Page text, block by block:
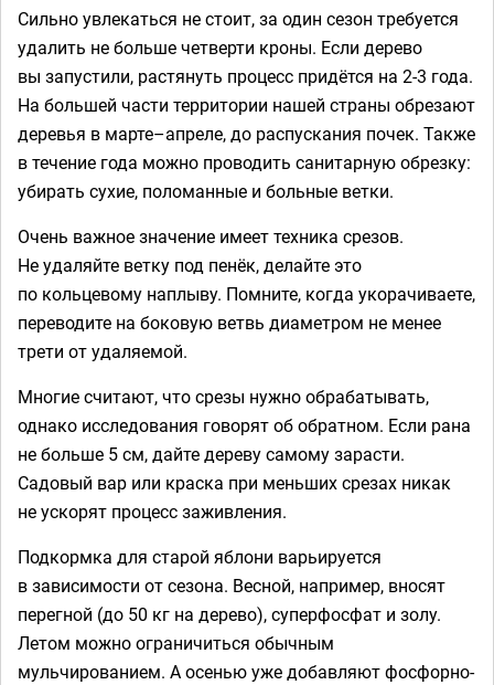
Сильно увлекаться не стоит, за один сезон требуется
удалить не больше четверти кроны. Если дерево
вы запустили, растянуть процесс придётся на 2-3 года.
На большей части территории нашей страны обрезают
деревья в марте–апреле, до распускания почек. Также
в течение года можно проводить санитарную обрезку:
убирать сухие, поломанные и больные ветки.
Очень важное значение имеет техника срезов.
Не удаляйте ветку под пенёк, делайте это
по кольцевому наплыву. Помните, когда укорачиваете,
переводите на боковую ветвь диаметром не менее
трети от удаляемой.
Многие считают, что срезы нужно обрабатывать,
однако исследования говорят об обратном. Если рана
не больше 5 см, дайте дереву самому зарасти.
Садовый вар или краска при меньших срезах никак
не ускорят процесс заживления.
Подкормка для старой яблони варьируется
в зависимости от сезона. Весной, например, вносят
перегной (до 50 кг на дерево), суперфосфат и золу.
Летом можно ограничиться обычным
мульчированием. А осенью уже добавляют фосфорно-